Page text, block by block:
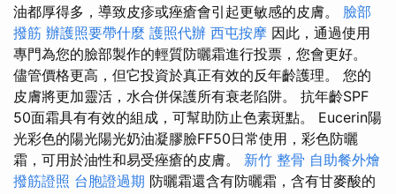
油都厚得多，導致皮疹或痤瘡會引起更敏感的皮膚。 臉部
撥筋 辦護照要帶什麼 護照代辦 西屯按摩 因此，通過使用
專門為您的臉部製作的輕質防曬霜進行投票，您會更好。
儘管價格更高，但它投資於真正有效的反年齡護理。 您的
皮膚將更加靈活，水合併保護所有衰老陷阱。 抗年齡SPF
50面霜具有有效的組成，可幫助防止色素斑點。 Eucerin陽
光彩色的陽光陽光奶油凝膠臉FF50日常使用，彩色防曬
霜，可用於油性和易受痤瘡的皮膚。 新竹 整骨 自助餐外燴
撥筋證照 台胞證過期 防曬霜還含有防曬霜，含有甘麥酸的